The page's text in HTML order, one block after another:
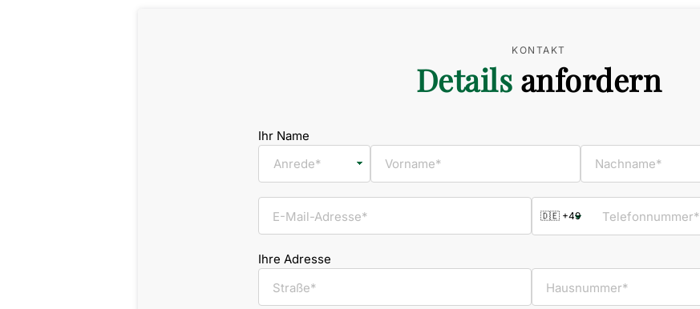
KONTAKT
Details anfordern
Ihr Name
Vorname*
Nachname*
E-Mail-Adresse* Telefonnummer*
Ihre Adresse
Straße*
Hausnummer*